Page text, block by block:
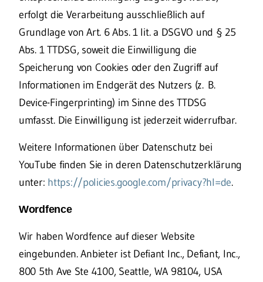
erfolgt die Verarbeitung ausschließlich auf
Grundlage von Art. 6 Abs. 1 lit. a DSGVO und § 25
Abs. 1 TTDSG, soweit die Einwilligung die
Speicherung von Cookies oder den Zugriff auf
Informationen im Endgerät des Nutzers (z. B.
Device-Fingerprinting) im Sinne des TTDSG
umfasst. Die Einwilligung ist jederzeit widerrufbar.
Weitere Informationen über Datenschutz bei
YouTube finden Sie in deren Datenschutzerklärung
unter: https://policies.google.com/privacy?hl=de.
Wordfence
Wir haben Wordfence auf dieser Website
eingebunden. Anbieter ist Defiant Inc., Defiant, Inc.,
800 5th Ave Ste 4100, Seattle, WA 98104, USA